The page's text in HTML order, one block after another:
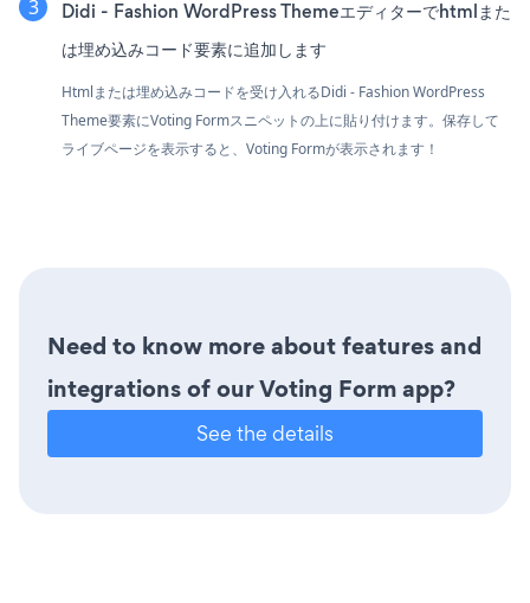
Didi - Fashion WordPress Themeエディターでhtmlまた
は埋め込みコード要素に追加します
Htmlまたは埋め込みコードを受け入れるDidi - Fashion WordPress
Theme要素にVoting Formスニペットの上に貼り付けます。保存して
ライブページを表示すると、Voting Formが表示されます！
Need to know more about features and
integrations of our Voting Form app?
See the details